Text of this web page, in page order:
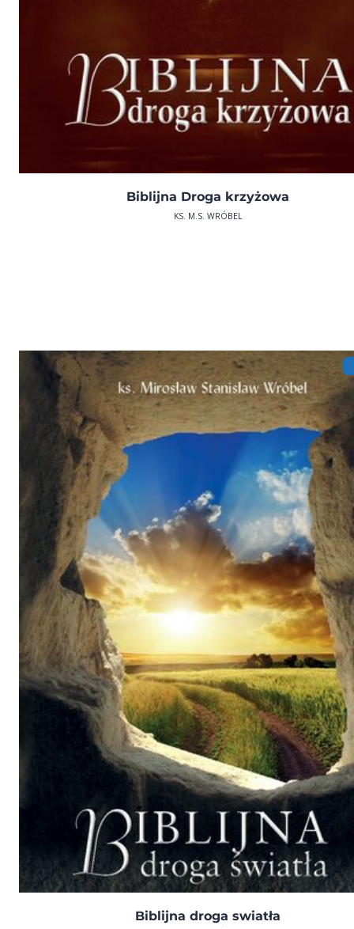
Biblijna Droga krzyżowa
KS. M.S. WRÓBEL
Biblijna droga swiatła